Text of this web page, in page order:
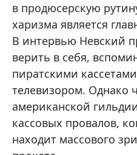
в продюсерскую
харизма является
В интервью Невский
верить в себя,
пиратскими
телевизором. Однако
американской
кассовых провалов,
находит массового